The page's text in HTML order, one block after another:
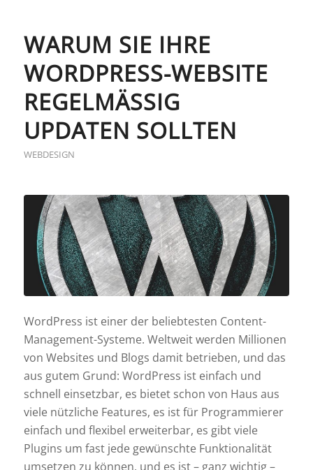
WARUM SIE IHRE
WORDPRESS-WEBSITE
REGELMÄSSIG U
PDATEN SOLLTEN
WEBDESIGN
WordPress ist einer der beliebtesten Content-
Management-Systeme. Weltweit werden Millionen
von Websites und Blogs damit betrieben, und das
aus gutem Grund: WordPress ist einfach und
schnell einsetzbar, es bietet schon von Haus aus
viele nützliche Features, es ist für Programmierer
einfach und flexibel erweiterbar, es gibt viele
Plugins um fast jede gewünschte Funktionalität
umsetzen zu können, und es ist – ganz wichtig –